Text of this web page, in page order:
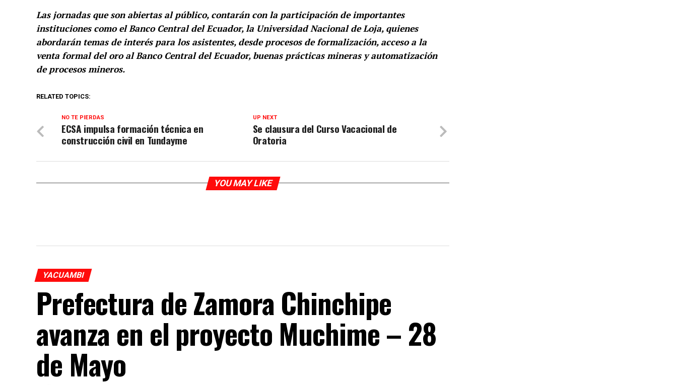
Las jornadas que son abiertas al público, contarán con la participación de importantes
instituciones como el Banco Central del Ecuador, la Universidad Nacional de Loja, quienes
abordarán temas de interés para los asistentes, desde procesos de formalización, acceso a la
venta formal del oro al Banco Central del Ecuador, buenas prácticas mineras y automatización
de procesos mineros.
RELATED TOPICS:
UP NEXT
Se clausura del Curso Vacacional de
Oratoria
NO TE PIERDAS
ECSA impulsa formación técnica en
construcción civil en Tundayme
YOU MAY LIKE
YACUAMBI
Prefectura de Zamora Chinchipe
avanza en el proyecto Muchime – 28
de Mayo